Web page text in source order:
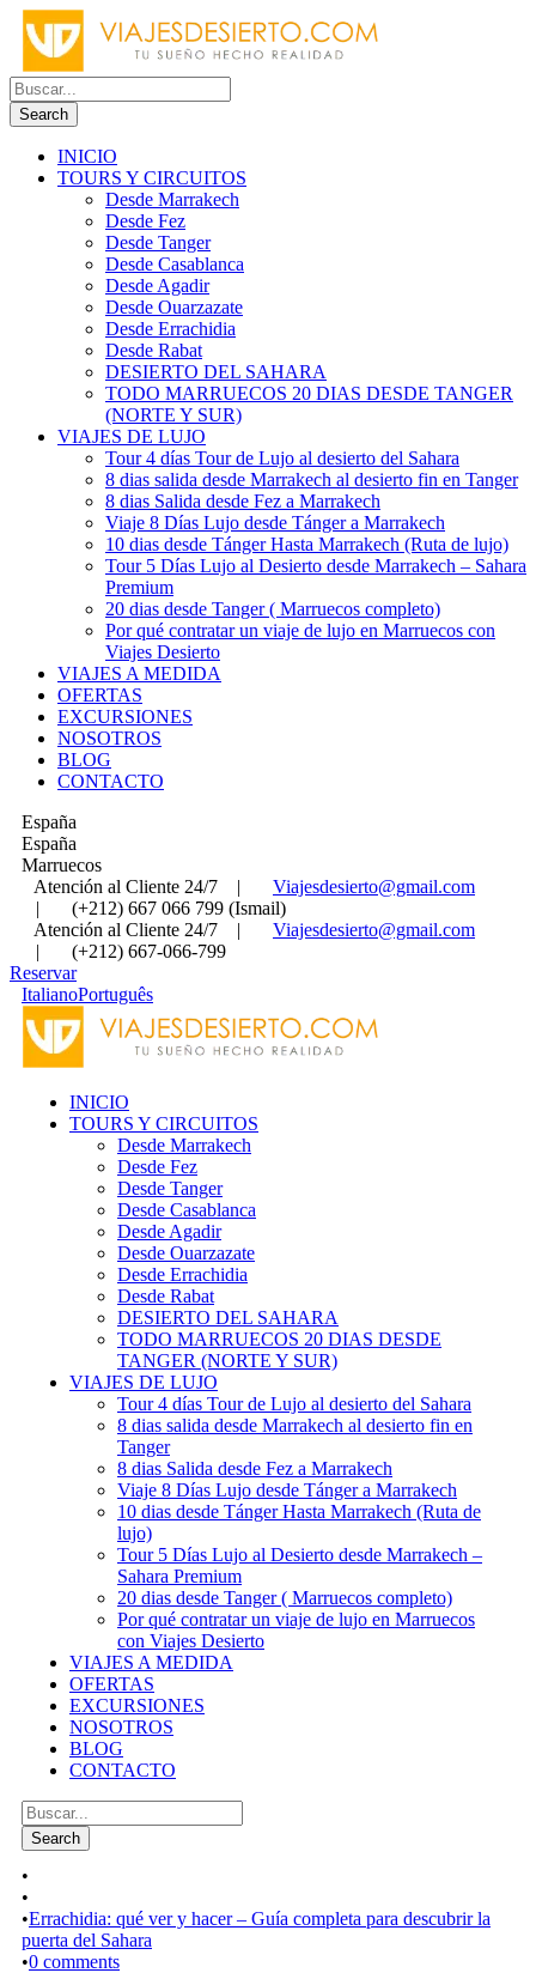
INICIO
TOURS Y CIRCUITOS
Desde Marrakech
Desde Fez
Desde Tanger
Desde Casablanca
Desde Agadir
Desde Ouarzazate
Desde Errachidia
Desde Rabat
DESIERTO DEL SAHARA
TODO MARRUECOS 20 DIAS DESDE TANGER
(NORTE Y SUR)
VIAJES DE LUJO
Tour 4 días Tour de Lujo al desierto del Sahara
8 dias salida desde Marrakech al desierto fin en Tanger
8 dias Salida desde Fez a Marrakech
Viaje 8 Días Lujo desde Tánger a Marrakech
10 dias desde Tánger Hasta Marrakech (Ruta de lujo)
Tour 5 Días Lujo al Desierto desde Marrakech – Sahara
Premium
20 dias desde Tanger ( Marruecos completo)
Por qué contratar un viaje de lujo en Marruecos con
Viajes Desierto
VIAJES A MEDIDA
OFERTAS
EXCURSIONES
NOSOTROS
BLOG
CONTACTO
España
España
Marruecos
Atención al Cliente 24/7
|
Viajesdesierto@gmail.com
|
(+212) 667 066 799 (Ismail)
Atención al Cliente 24/7
|
Viajesdesierto@gmail.com
|
(+212) 667-066-799
Reservar
ItalianoPortuguês
INICIO
TOURS Y CIRCUITOS
Desde Marrakech
Desde Fez
Desde Tanger
Desde Casablanca
Desde Agadir
Desde Ouarzazate
Desde Errachidia
Desde Rabat
DESIERTO DEL SAHARA
TODO MARRUECOS 20 DIAS DESDE
TANGER (NORTE Y SUR)
VIAJES DE LUJO
Tour 4 días Tour de Lujo al desierto del Sahara
8 dias salida desde Marrakech al desierto fin en
Tanger
8 dias Salida desde Fez a Marrakech
Viaje 8 Días Lujo desde Tánger a Marrakech
10 dias desde Tánger Hasta Marrakech (Ruta de
lujo)
Tour 5 Días Lujo al Desierto desde Marrakech –
Sahara Premium
20 dias desde Tanger ( Marruecos completo)
Por qué contratar un viaje de lujo en Marruecos
con Viajes Desierto
VIAJES A MEDIDA
OFERTAS
EXCURSIONES
NOSOTROS
BLOG
CONTACTO
•
•
•Errachidia: qué ver y hacer – Guía completa para descubrir la
puerta del Sahara
•0 comments